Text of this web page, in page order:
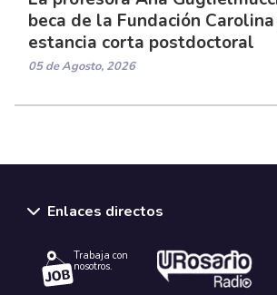
beca de la Fundación
estancia corta postdoctoral
05 de Agosto, 2026
Enlaces directos
Trabaja con
nosotros.